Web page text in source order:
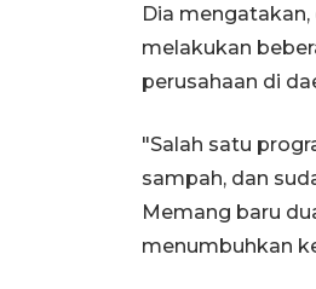
Dia
melakukan
perusahaan di
"Salah satu
sampah, dan
Memang baru
menumbuhkan